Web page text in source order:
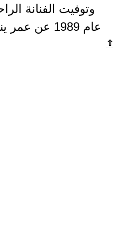
وتوفيت الفنانة
عام 1989 عن عمر يناهز 75 عاما.
⇧